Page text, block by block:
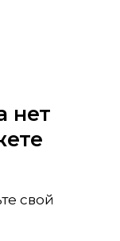
нет
свой